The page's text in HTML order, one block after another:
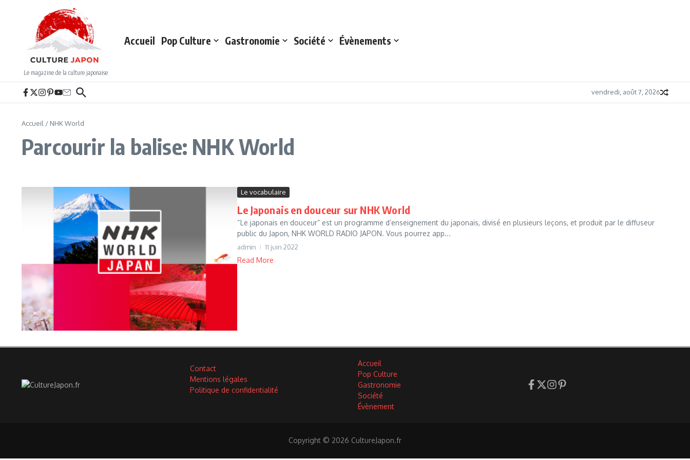
Le magazine de la culture japonaise
Accueil Pop Culture Gastronomie Société Évènements
vendredi, août 7, 2026
Accueil / NHK World
Parcourir la balise: NHK World
Le vocabulaire
Le Japonais en douceur sur NHK World
“Le japonais en douceur” est un programme d’enseignement du japonais, divisé en plusieurs leçons, et produit par le diffuseur
public du Japon, NHK WORLD RADIO JAPON. Vous pourrez app...
admin 11 juin 2022
Read More
Contact
Mentions légales
Politique de confidentialité
Accueil
Pop Culture
Gastronomie
Société
Évènement